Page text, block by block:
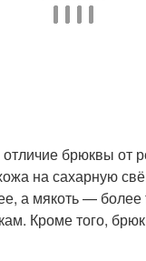
брюквы от
на сахарную
а мякоть —
Кроме того,